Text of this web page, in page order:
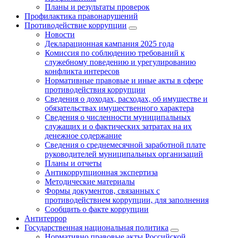
Планы и результаты проверок
Профилактика правонарушений
Противодействие коррупции
Новости
Декларационная кампания 2025 года
Комиссия по соблюдению требований к
служебному поведению и урегулированию
конфликта интересов
Нормативные правовые и иные акты в сфере
противодействия коррупции
Сведения о доходах, расходах, об имуществе и
обязательствах имущественного характера
Сведения о численности муниципальных
служащих и о фактических затратах на их
денежное содержание
Сведения о среднемесячной заработной плате
руководителей муниципальных организаций
Планы и отчеты
Антикоррупционная экспертиза
Методические материалы
Формы документов, связанных с
противодействием коррупции, для заполнения
Сообщить о факте коррупции
Антитеррор
Государственная национальная политика